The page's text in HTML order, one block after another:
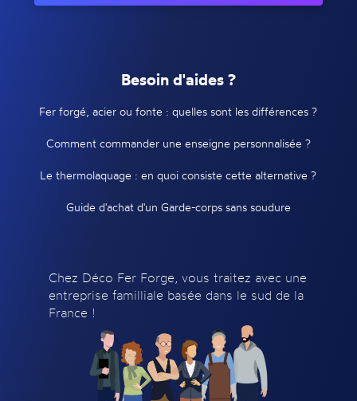
Besoin d'aides ?
Fer forgé, acier ou fonte : quelles sont les différences ?
Comment commander une enseigne personnalisée ?
Le thermolaquage : en quoi consiste cette alternative ?
Guide d'achat d'un Garde-corps sans soudure
Chez Déco Fer Forge, vous traitez avec une
entreprise familliale basée dans le sud de la
France !